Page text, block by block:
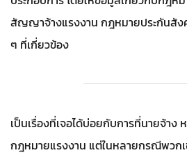
สัญญาจ้างแรงงาน กฎหมายประกันสั
ๆ ที่เกี่ยวข้อง
เป็นเรื่องที่เจอได้บ่อยกับการที่นายจ้าง
กฎหมายแรงงาน แต่ในหลายกรณีพวกเ